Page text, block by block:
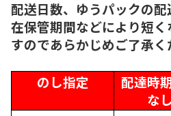
配送日数、ゆうパックの
在保管期間などにより短
すのであらかじめご了承く
のし指定
配達時
なし